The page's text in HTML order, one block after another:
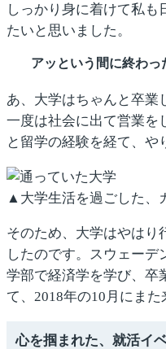
しっかり身に着けて私も
たいと思いました。
アッという間に終わっ
あ、大学はちゃんと卒業
一度は社会に出て営業を
と留学の経験を経て、や
▲大学生活を過ごした、
そのため、大学はやはり
したのです。スウェー
学部で経済学を学び、卒
て、2018年の10月にまた
心を掴まれた、就活イ